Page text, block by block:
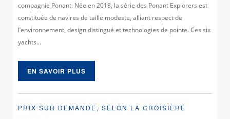
compagnie Ponant. Née en 2018, la série des Ponant Explorers est
constituée de navires de taille modeste, alliant respect de
l’environnement, design distingué et technologies de pointe. Ces six
yachts...
EN SAVOIR PLUS
PRIX SUR DEMANDE, SELON LA CROISIÈRE